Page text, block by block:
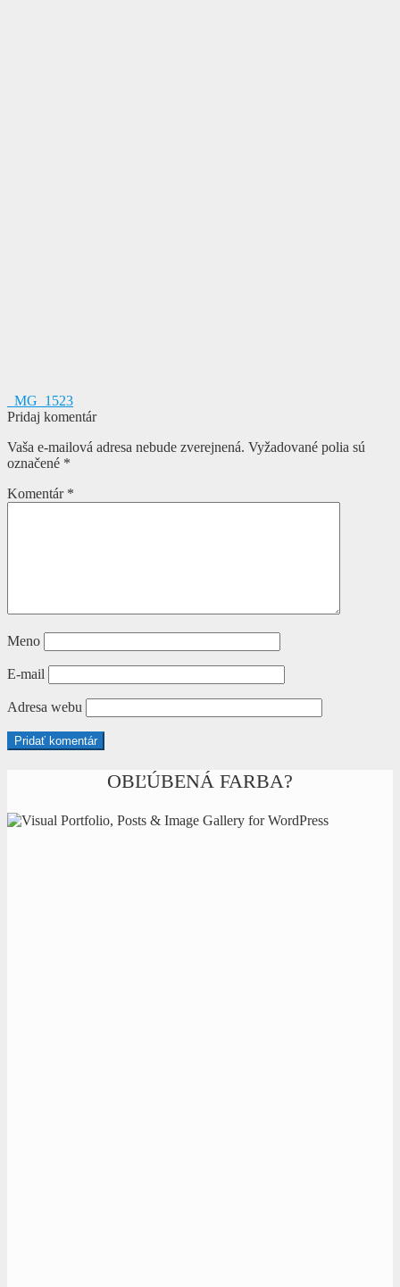
Navigácia
v
článku
Predchádzajúci
článok:
_MG_1523
Pridaj komentár
Vaša e-mailová adresa nebude zverejnená. Vyžadované polia sú
označené *
Komentár *
Meno
E-mail
Adresa webu
OBĽÚBENÁ FARBA?